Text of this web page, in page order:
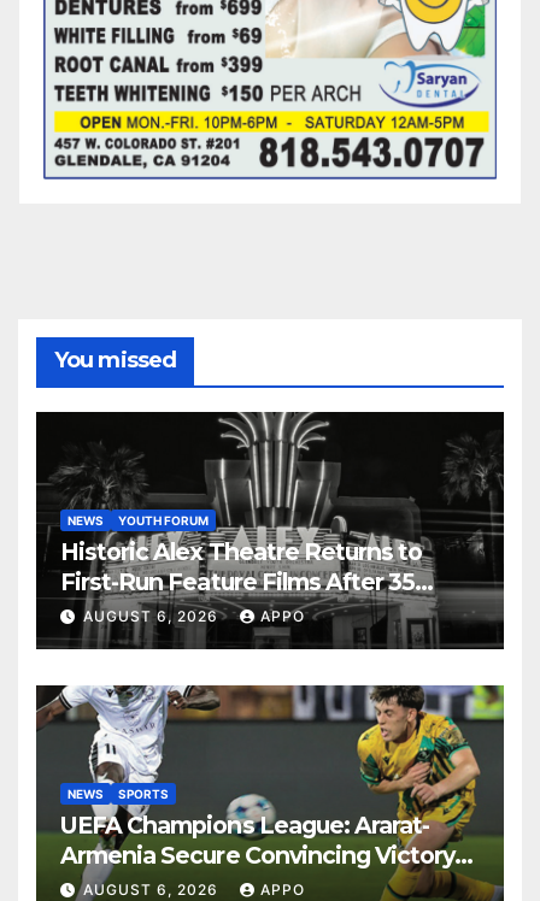
You missed
NEWS YOUTH FORUM
Historic Alex Theatre Returns to
First-Run Feature Films After 35
Years
AUGUST 6, 2026 APPO
NEWS SPORTS
UEFA Champions League: Ararat-
Armenia Secure Convincing Victory
Over Shamrock Rovers 2-0
AUGUST 6, 2026 APPO